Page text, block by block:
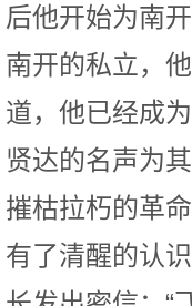
后他开始为南
南开的私立，
道，他已经成
贤达的名声为
摧枯拉朽的革
有了清醒的认